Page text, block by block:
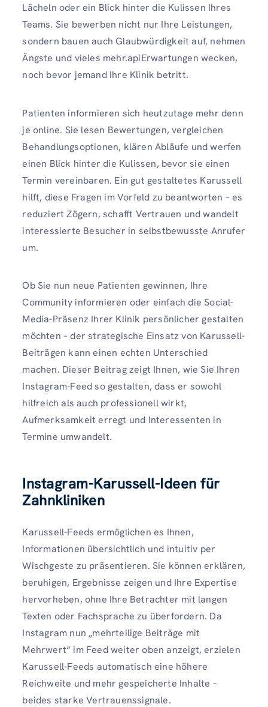
Lächeln oder ein Blick hinter die Kulissen Ihres
Teams. Sie bewerben nicht nur Ihre Leistungen,
sondern bauen auch Glaubwürdigkeit auf, nehmen
Ängste und vieles mehr.apiErwartungen wecken,
noch bevor jemand Ihre Klinik betritt.
Patienten informieren sich heutzutage mehr denn
je online. Sie lesen Bewertungen, vergleichen
Behandlungsoptionen, klären Abläufe und werfen
einen Blick hinter die Kulissen, bevor sie einen
Termin vereinbaren. Ein gut gestaltetes Karussell
hilft, diese Fragen im Vorfeld zu beantworten – es
reduziert Zögern, schafft Vertrauen und wandelt
interessierte Besucher in selbstbewusste Anrufer
um.
Ob Sie nun neue Patienten gewinnen, Ihre
Community informieren oder einfach die Social-
Media-Präsenz Ihrer Klinik persönlicher gestalten
möchten – der strategische Einsatz von Karussell-
Beiträgen kann einen echten Unterschied
machen. Dieser Beitrag zeigt Ihnen, wie Sie Ihren
Instagram-Feed so gestalten, dass er sowohl
hilfreich als auch professionell wirkt,
Aufmerksamkeit erregt und Interessenten in
Termine umwandelt.
Instagram-Karussell-Ideen für
Zahnkliniken
Karussell-Feeds ermöglichen es Ihnen,
Informationen übersichtlich und intuitiv per
Wischgeste zu präsentieren. Sie können erklären,
beruhigen, Ergebnisse zeigen und Ihre Expertise
hervorheben, ohne Ihre Betrachter mit langen
Texten oder Fachsprache zu überfordern. Da
Instagram nun „mehrteilige Beiträge mit
Mehrwert“ im Feed weiter oben anzeigt, erzielen
Karussell-Feeds automatisch eine höhere
Reichweite und mehr gespeicherte Inhalte –
beides starke Vertrauenssignale.